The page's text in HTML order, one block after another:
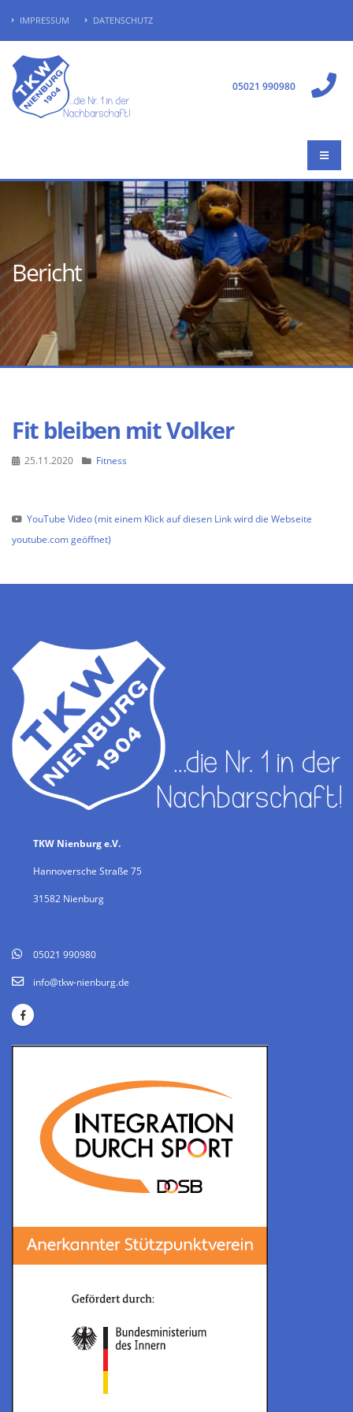
IMPRESSUM DATENSCHUTZ
05021 990980
Bericht
Fit bleiben mit Volker
25.11.2020 Fitness
YouTube Video (mit einem Klick auf diesen Link wird die Webseite
youtube.com geöffnet)
TKW Nienburg e.V.
Hannoversche Straße 75
31582 Nienburg
05021 990980
info@tkw-nienburg.de